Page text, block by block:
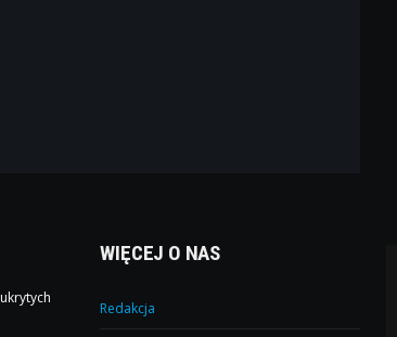
ukrytych
WIĘCEJ O NAS
Redakcja